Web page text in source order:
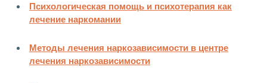
Психологическая помощь и психотерапия как
лечение наркомании
Методы лечения наркозависимости в центре
лечения наркозависимости